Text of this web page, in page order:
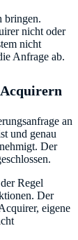
bringen.
nicht oder
nicht
Anfrage ab.
an
und genau
Der
Regel
Der
eigene